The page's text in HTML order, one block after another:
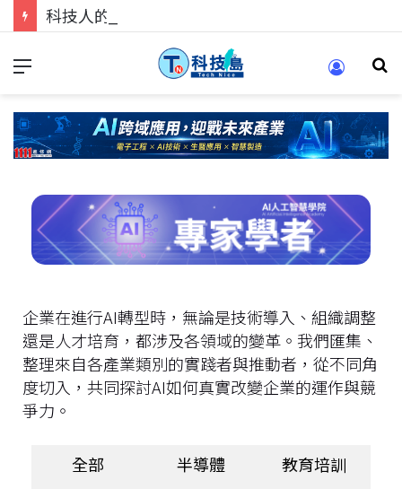
企業在進行AI轉型時，無論是技術導入、組織調整
還是人才培育，都涉及各領域的變革。我們匯集、
整理來自各產業類別的實踐者與推動者，從不同角
度切入，共同探討AI如何真實改變企業的運作與競
爭力。
全部 半導體
教育培訓